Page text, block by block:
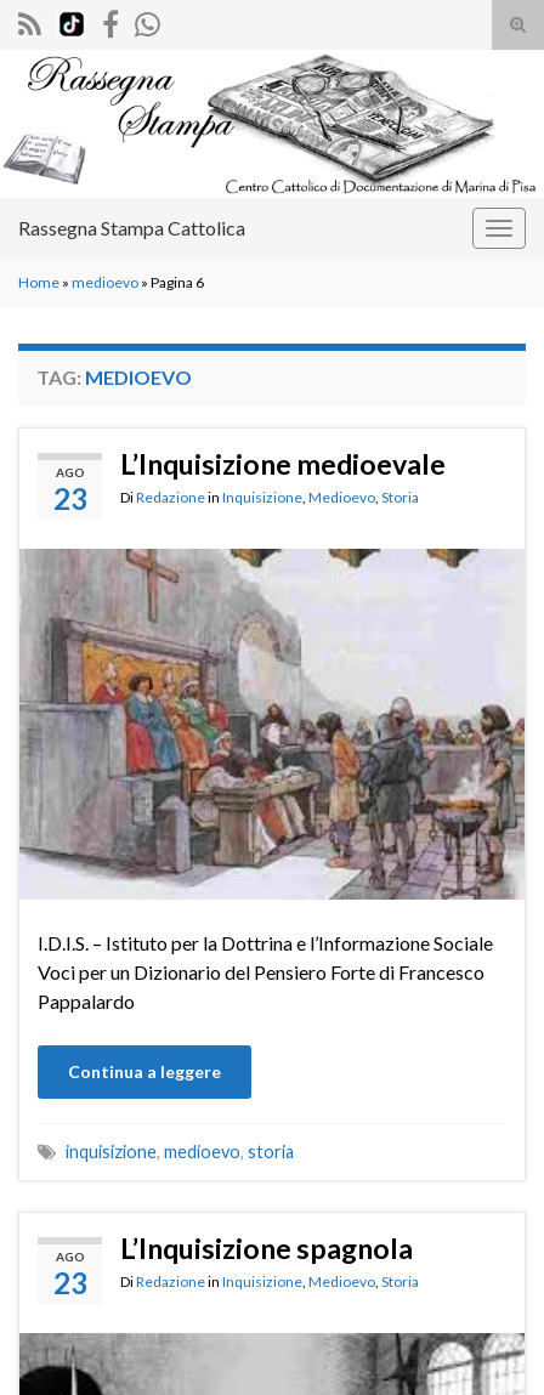
il
Search for:
Rassegna Stampa Cattolica
Home » medioevo » Pagina 6
TAG: MEDIOEVO
AGO
23
L’Inquisizione medioevale
DiRedazionein Inquisizione Medioevo Storia
I.D.I.S. – Istituto per la Dottrina e l’Informazione Sociale
Voci per un Dizionario del Pensiero Forte di Francesco
Pappalardo
Continua a leggere
inquisizione, medioevo, storia
AGO
23
L’Inquisizione spagnola
DiRedazionein Inquisizione Medioevo Storia